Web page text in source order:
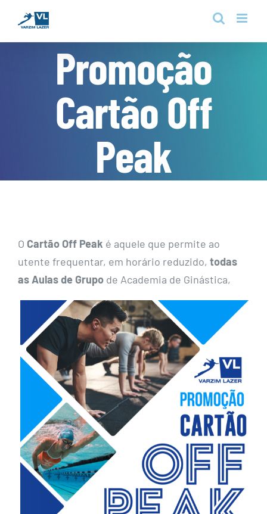
content
Promoção
Cartão Off
Peak
O Cartão Off Peak é aquele que permite ao
utente frequentar, em horário reduzido, todas
as Aulas de Grupo de Academia de Ginástica,